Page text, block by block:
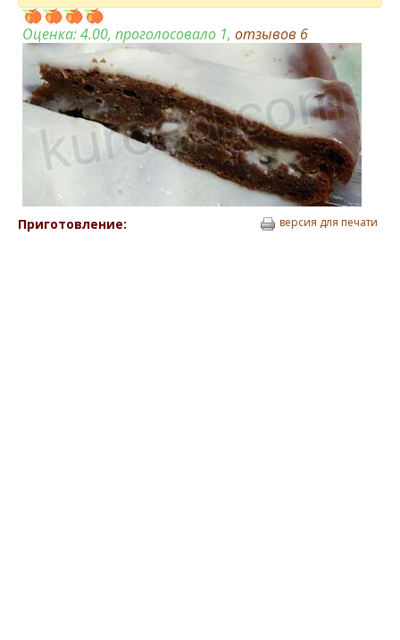
Оценка:4.00, проголосовало 1, отзывов 6
Приготовление: версия для печати